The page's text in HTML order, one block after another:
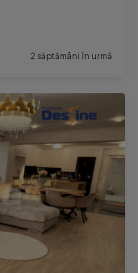
2 săptămâni în urmă